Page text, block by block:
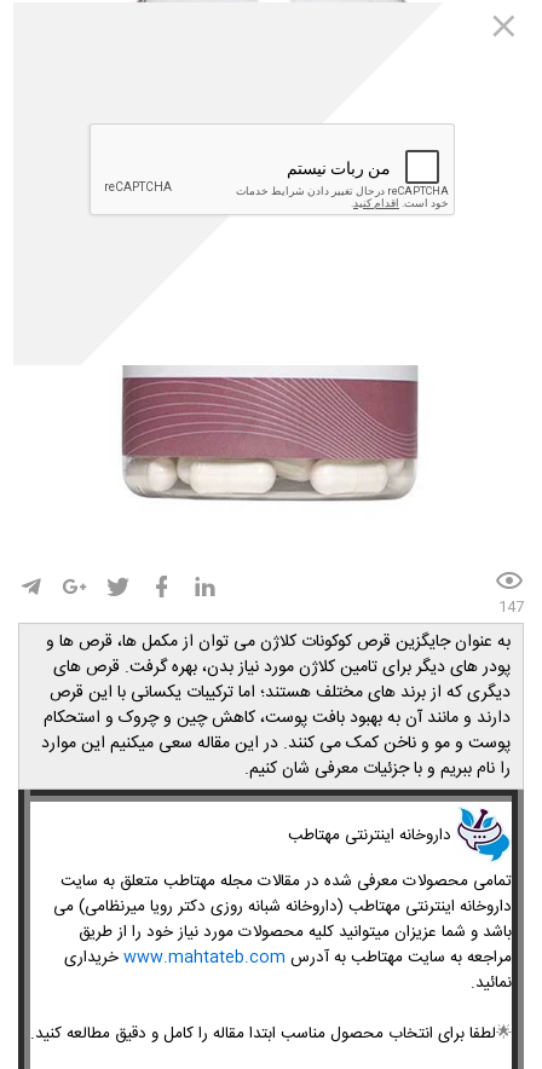
147
به عنوان جایگزین قرص کوکونات کلاژن می‌ توان از مکمل ها، قرص ها و
پودر های دیگر برای تامین کلاژن مورد نیاز بدن، بهره گرفت. قرص های
دیگری که از برند های مختلف هستند؛ اما ترکیبات یکسانی با این قرص
دارند و مانند آن به بهبود بافت پوست، کاهش چین و چروک و استحکام
پوست و مو و ناخن کمک می کنند. در این مقاله سعی میکنیم این موارد
را نام ببریم و با جزئیات معرفی شان کنیم.
داروخانه اینترنتی مهتاطب
تمامی محصولات معرفی شده در مقالات مجله مهتاطب متعلق به سایت
داروخانه اینترنتی مهتاطب (داروخانه شبانه روزی دکتر رویا میرنظامی) می
باشد و شما عزیزان میتوانید کلیه محصولات مورد نیاز خود را از طریق
مراجعه به سایت مهتاطب به آدرس www.mahtateb.comخریداری
نمائید.
🌟لطفا برای انتخاب محصول مناسب ابتدا مقاله را کامل و دقیق مطالعه کنید.